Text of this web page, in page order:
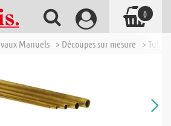
Manuels > Découpes sur mesure >
0